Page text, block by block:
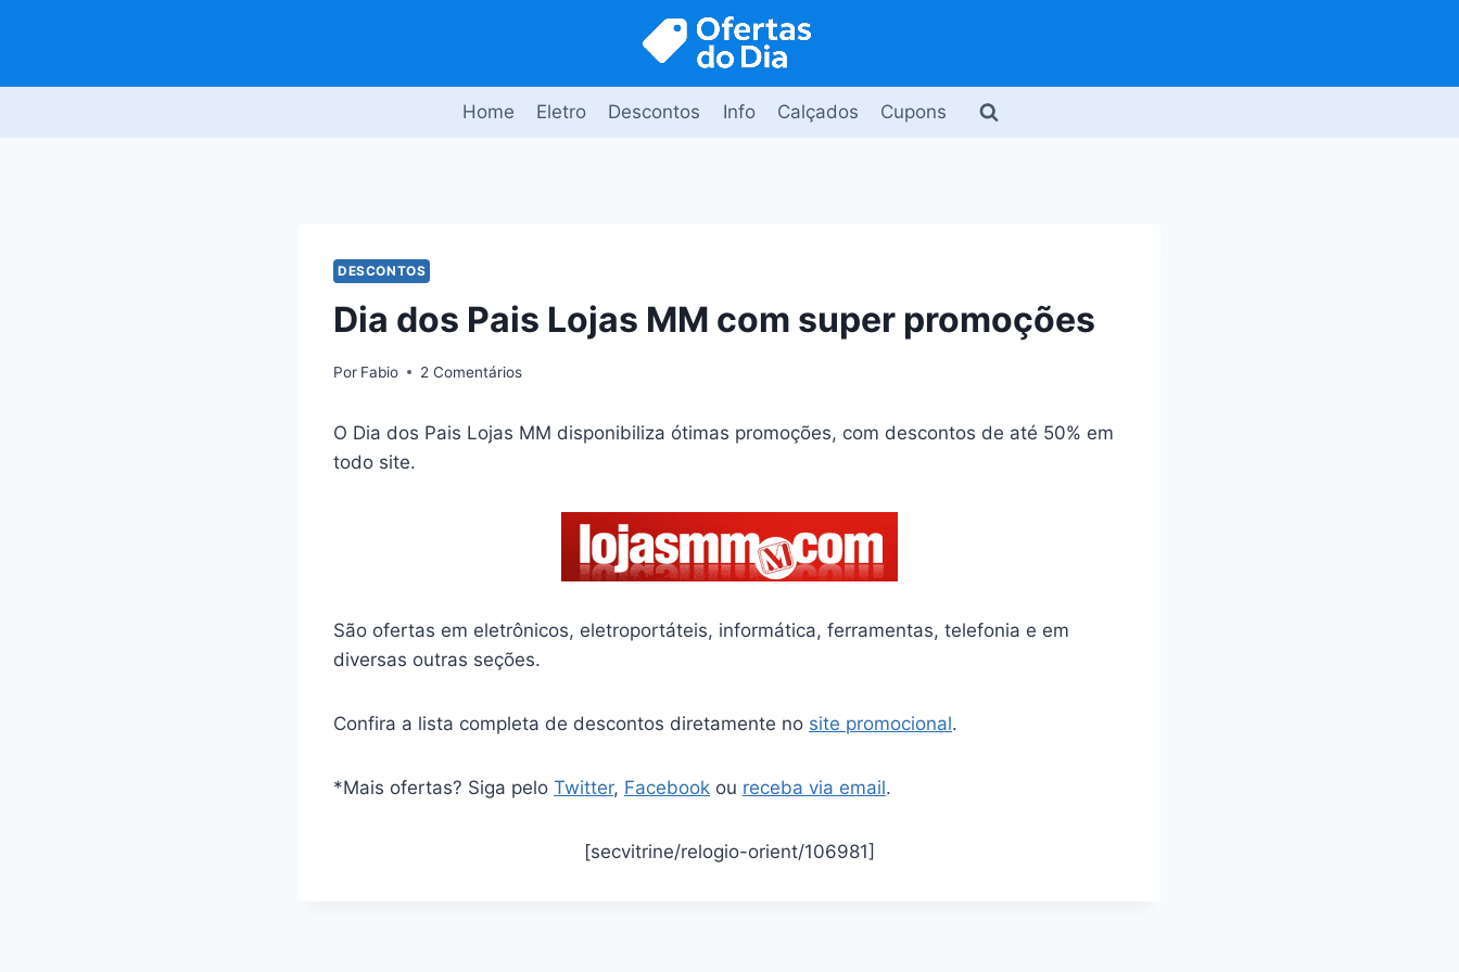
Home Eletro Descontos Info Calçados Cupons
DESCONTOS
Dia dos Pais Lojas MM com super promoções
Por Fabio 2 Comentários
O Dia dos Pais Lojas MM disponibiliza ótimas promoções, com descontos de até 50% em
todo site.
São ofertas em eletrônicos, eletroportáteis, informática, ferramentas, telefonia e em
diversas outras seções.
Confira a lista completa de descontos diretamente no site promocional.
*Mais ofertas? Siga pelo Twitter, Facebook ou receba via email.
[secvitrine/relogio-orient/106981]